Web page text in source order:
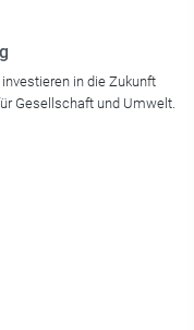
in die Zukunft
Gesellschaft und Umwelt.